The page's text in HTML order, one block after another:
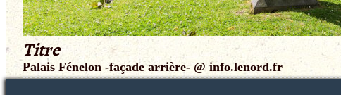
Titre
Palais Fénelon -façade arrière- @ info.lenord.fr